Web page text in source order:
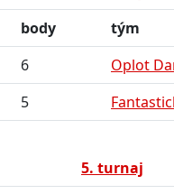
body
tým
6
Oplot
5
5. turnaj